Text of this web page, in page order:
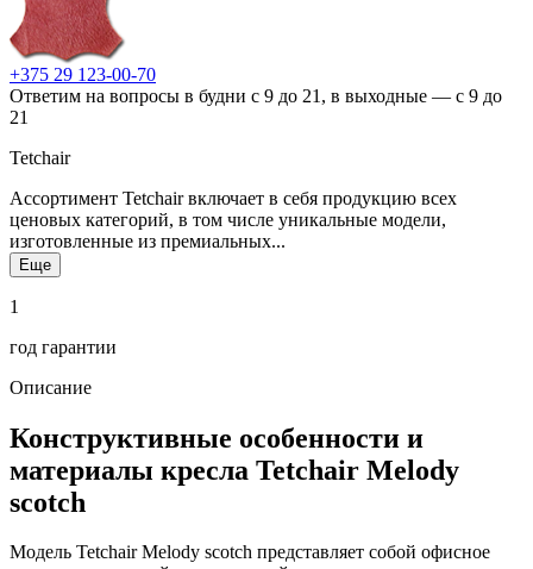
+375 29 123-00-70
Ответим на вопросы в будни с 9 до 21, в выходные — с 9 до
21
Tetchair
Ассортимент Tetchair включает в себя продукцию всех
ценовых категорий, в том числе уникальные модели,
изготовленные из премиальных...
Еще
1
год гарантии
Описание
Конструктивные особенности и
материалы кресла Tetchair Melody
scotch
Модель Tetchair Melody scotch представляет собой офисное